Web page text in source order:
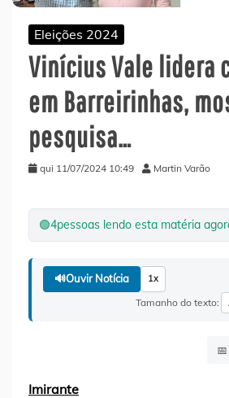
Eleições 2024
Vinícius Vale lidera
em Barreirinhas,
pesquisa…
qui 11/07/2024 10:49 Martin Varão
🟢4pessoas lendo esta matéria
🔊Ouvir Notícia 1x
Tamanho do texto:
Imirante